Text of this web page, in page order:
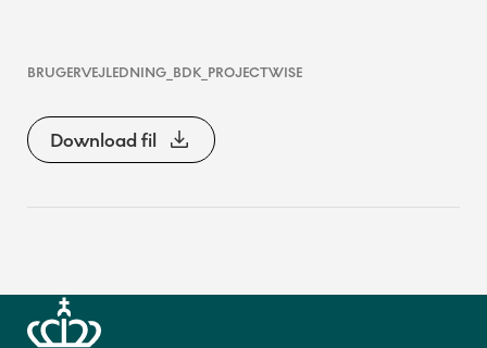
BRUGERVEJLEDNING_BDK_PROJECTWISE
Download fil